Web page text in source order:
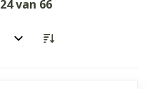
24van 66